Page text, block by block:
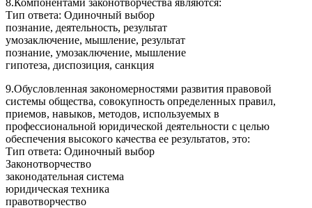
8.Компонентами законотворчества являются:
Тип ответа: Одиночный выбор
познание, деятельность, результат
умозаключение, мышление, результат
познание, умозаключение, мышление
гипотеза, диспозиция, санкция
9.Обусловленная закономерностями развития правовой
системы общества, совокупность определенных правил,
приемов, навыков, методов, используемых в
профессиональной юридической деятельности с целью
обеспечения высокого качества ее результатов, это:
Тип ответа: Одиночный выбор
Законотворчество
законодательная система
юридическая техника
правотворчество